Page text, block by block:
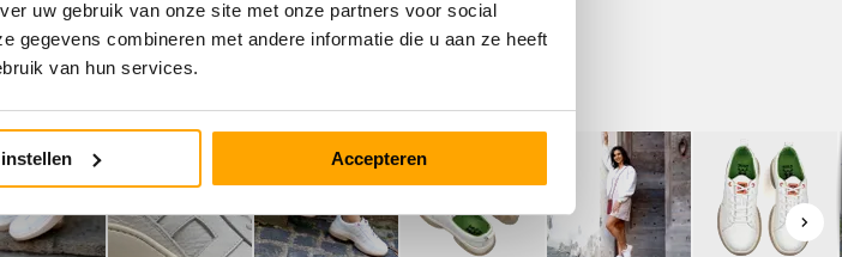
uw gebruik van onze site met onze partners voor social
gegevens combineren met andere informatie die u aan ze heeft
van hun services.
Accepteren